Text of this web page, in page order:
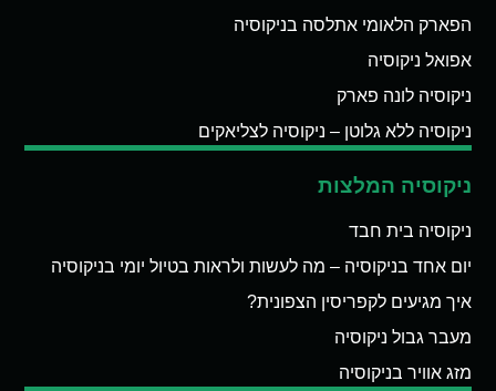
הפארק הלאומי אתלסה בניקוסיה
אפואל ניקוסיה
ניקוסיה לונה פארק
ניקוסיה ללא גלוטן – ניקוסיה לצליאקים
ניקוסיה המלצות
ניקוסיה בית חבד
יום אחד בניקוסיה – מה לעשות ולראות בטיול יומי בניקוסיה
איך מגיעים לקפריסין הצפונית?
מעבר גבול ניקוסיה
מזג אוויר בניקוסיה